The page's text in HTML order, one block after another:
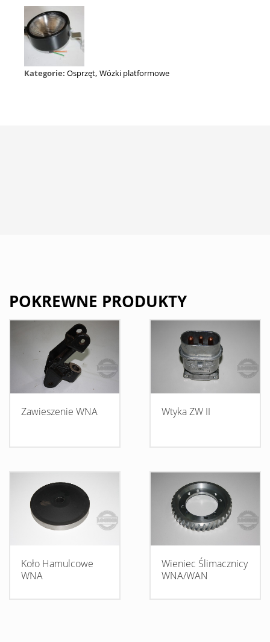
Kategorie: Osprzęt, Wózki platformowe
POKREWNE PRODUKTY
Zawieszenie WNA Wtyka ZW II
Koło Hamulcowe
WNA
Wieniec Ślimacznicy
WNA/WAN